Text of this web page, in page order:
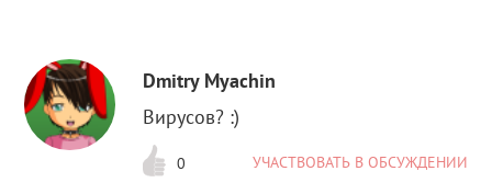
Dmitry Myachin
Вирусов? :)
0 УЧАСТВОВАТЬ В ОБСУЖДЕНИИ